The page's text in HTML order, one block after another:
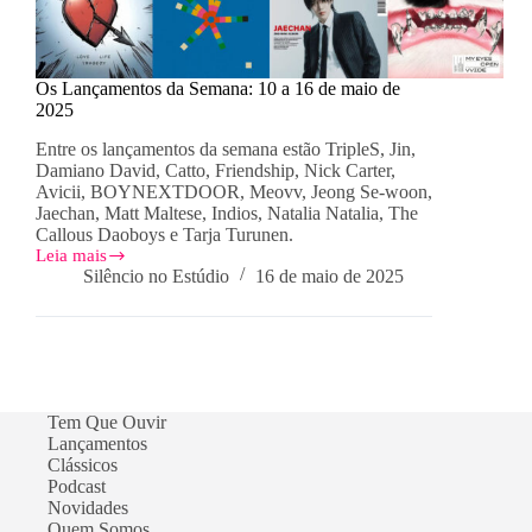
Os Lançamentos da Semana: 10 a 16 de maio de
2025
Entre os lançamentos da semana estão TripleS, Jin,
Damiano David, Catto, Friendship, Nick Carter,
Avicii, BOYNEXTDOOR, Meovv, Jeong Se-woon,
Jaechan, Matt Maltese, Indios, Natalia Natalia, The
Callous Daoboys e Tarja Turunen.
Leia mais
Os
Lançamentos
maio
de
2025
Silêncio no Estúdio 16 de maio de 2025
Tem Que Ouvir
Lançamentos
Clássicos
Podcast
Novidades